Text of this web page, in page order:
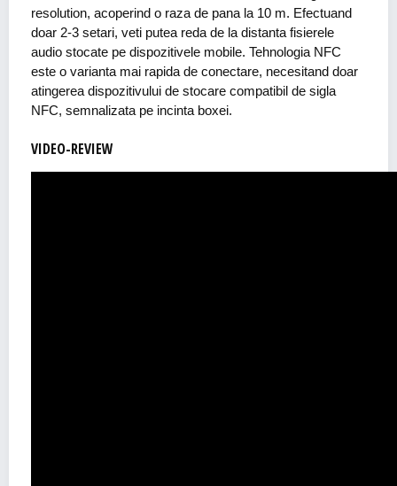
resolution, acoperind o raza de pana la 10 m. Efectuand
doar 2-3 setari, veti putea reda de la distanta fisierele
audio stocate pe dispozitivele mobile. Tehnologia NFC
este o varianta mai rapida de conectare, necesitand doar
atingerea dispozitivului de stocare compatibil de sigla
NFC, semnalizata pe incinta boxei.
VIDEO-REVIEW